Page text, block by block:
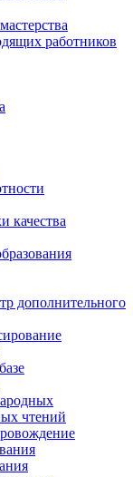
работников
качества
дополнительного
чтений